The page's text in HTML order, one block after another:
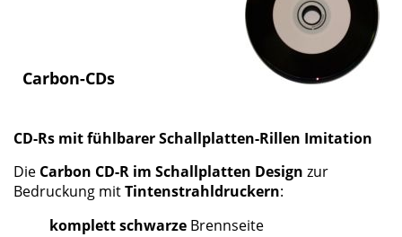
Carbon-CDs
CD-Rs mit fühlbarer Schallplatten-Rillen Imitation
Die Carbon CD-R im Schallplatten Design zur
Bedruckung mitTintenstrahldruckern:
komplett schwarze Brennseite